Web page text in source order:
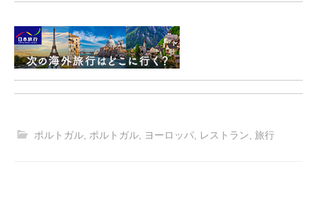
ポルトガル ポルトガル ヨーロッパ レストラン 旅行